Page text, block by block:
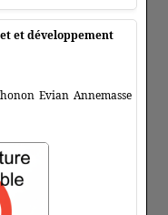
et développement
Evian Annemasse